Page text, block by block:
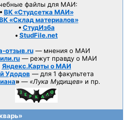
файлы для МАИ:
• ВК «Студсетка МАИ»
«Склад материалов»
• СтудИзба
• StudFile.net
отзыв.ru— мнения о МАИ
— режут правду о МАИ
Яндекс.Карты о МАИ
Удодов — для 1 факультета
» — «Лука Мудищев» и пр.